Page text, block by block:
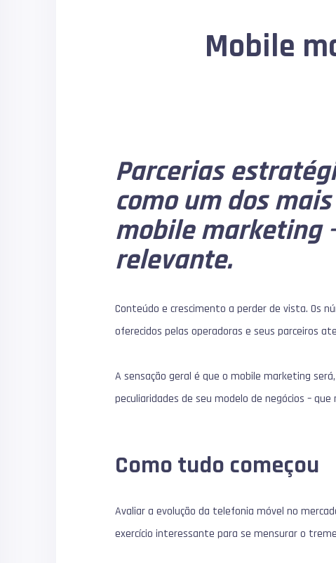
Mobile
Parcerias
como um dos
mobile marketing
relevante.
Conteúdo e crescimento a perder de vista. Os
oferecidos pelas operadoras e seus parceiros
A sensação geral é que o mobile marketing
peculiaridades de seu modelo de negócios –
Como tudo começou
Avaliar a evolução da telefonia móvel no
exercício interessante para se mensurar o